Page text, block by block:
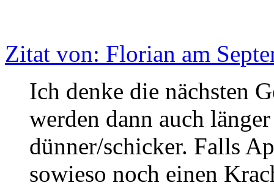
Zitat von: Florian am
Ich denke die nächsten
werden dann auch
dünner/schicker. Falls
sowieso noch einen